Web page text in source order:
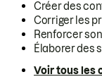
Créer des
Corriger les
Renforcer
Élaborer des
Voir tous les